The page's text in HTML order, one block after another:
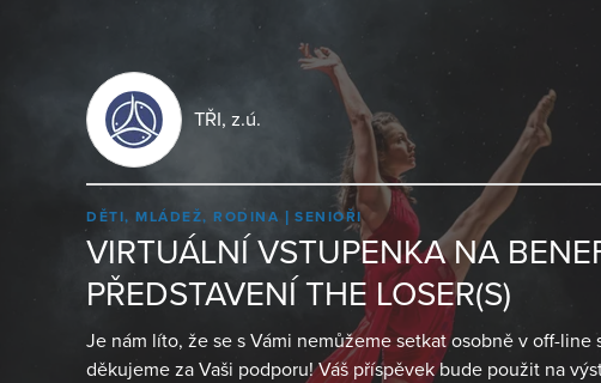
TŘI, z.ú.
DĚTI, MLÁDEŽ, RODINA SENIOŘI
VIRTUÁLNÍ VSTUPENKA NA
PŘEDSTAVENÍ THE LOSER(S)
Je nám líto, že se s Vámi nemůžeme setkat osobně v off-line
děkujeme za Vaši podporu! Váš příspěvek bude použit na